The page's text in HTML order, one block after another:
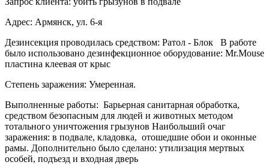
Адрес: Армянск, ул. 6-я
Дезинсекция проводилась средством: Ратол - Блок В работе
было использовано дезинфекционное оборудование: Mr.Mouse
пластина клеевая от крыс
Степень заражения: Умеренная.
Выполненные работы: Барьерная санитарная обработка,
средством безопасным для людей и животных методом
тотального уничтожения грызунов Наибольший очаг
заражения: в подвале, кладовка, отошедшие обои и оконные
рамы. Дополнительно было сделано: утилизация мертвых
особей, подъезд и входная дверь